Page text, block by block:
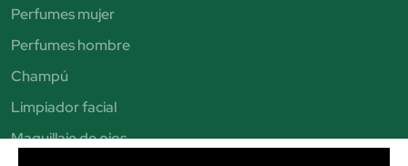
Perfumes mujer
Perfumes hombre
Champú
Limpiador facial
Maquillaje de ojos